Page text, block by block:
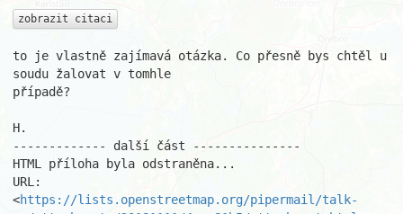
zobrazit citaci
to je vlastně zajímavá otázka. Co přesně bys chtěl u
soudu žalovat v tomhle
případě?
H.
------------- další část ---------------
HTML příloha byla odstraněna...
URL:
<https://lists.openstreetmap.org/pipermail/talk-